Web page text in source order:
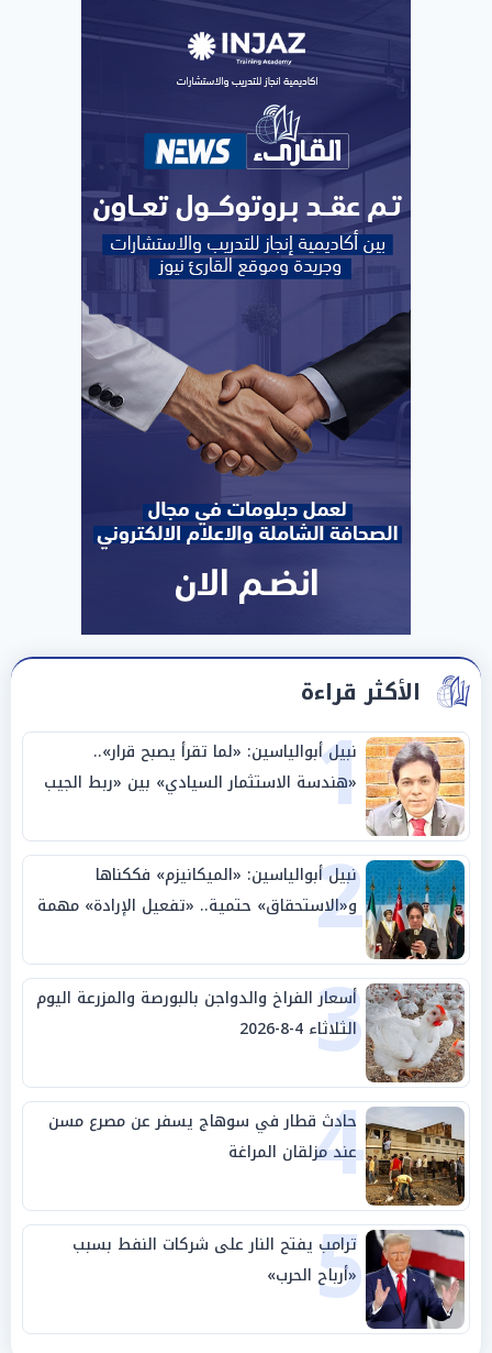
الأكثر قراءة
1
نبيل أبوالياسين: «لما تقرأ يصبح قرار»..
«هندسة الاستثمار السيادي» بين «ربط الجيب
بالوطن» و«سيادة الكلمة»
2
نبيل أبوالياسين: «الميكانيزم» فككناها
و«الاستحقاق» حتمية.. «تفعيل الإرادة» مهمة
الجامعة العربية
3
أسعار الفراخ والدواجن بالبورصة والمزرعة اليوم
الثلاثاء 4-8-2026
4
حادث قطار في سوهاج يسفر عن مصرع مسن
عند مزلقان المراغة
5
ترامب يفتح النار على شركات النفط بسبب
«أرباح الحرب»